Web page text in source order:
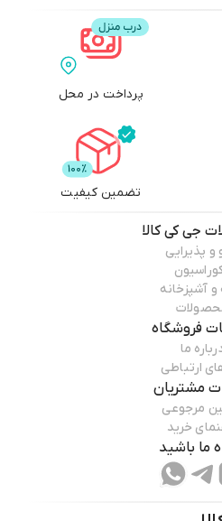
پرداخت در محل
تضمین کیفیت
جی کی کالا
و پذیرایی
و آشپزخانه
فروشگاه
ما
ارتباطی
مشتریان
مرجوعی
خرید
ما باشید